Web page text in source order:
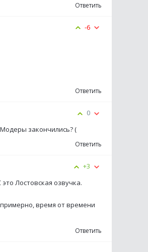
Ответить
-6
Ответить
0
закончились? (
Ответить
+3
Лостовская озвучка.
время от времени
Ответить